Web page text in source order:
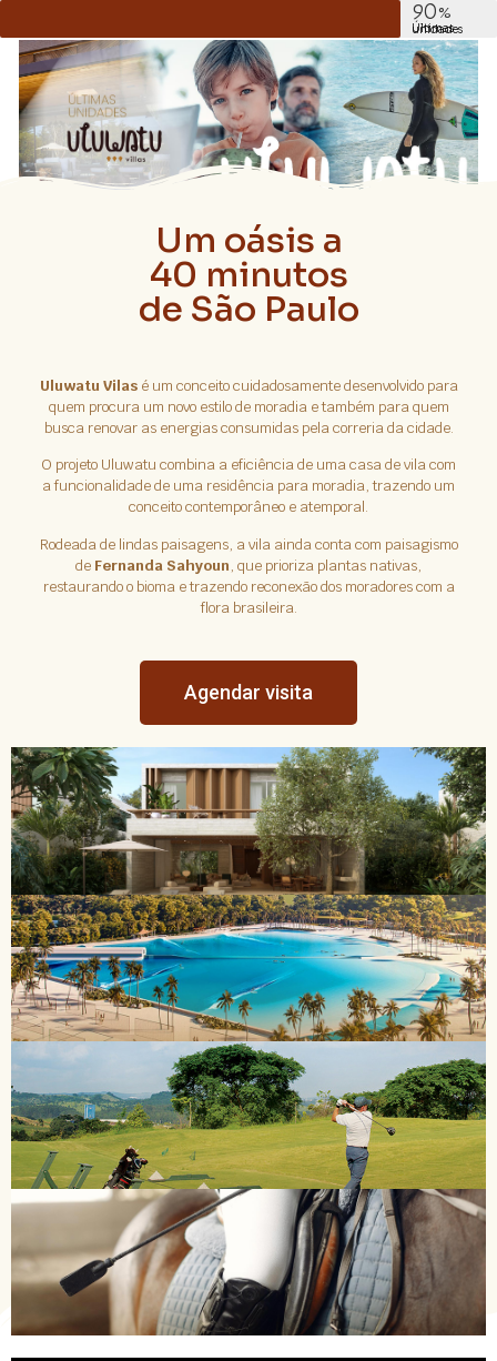
90%
Últimas unidades
Um oásis a
40 minutos
de São Paulo
Uluwatu Vilasé um conceito cuidadosamente desenvolvido para
quem procura um novo estilo de moradia e também para quem
busca renovar as energias consumidas pela correria da cidade.
O projeto Uluwatu combina a eficiência de uma casa de vila com
a funcionalidade de uma residência para moradia, trazendo um
conceito contemporâneo e atemporal.
Rodeada de lindas paisagens, a vila ainda conta com paisagismo
de Fernanda Sahyoun, que prioriza plantas nativas,
restaurando o bioma e trazendo reconexão dos moradores com a
flora brasileira.
Agendar visita